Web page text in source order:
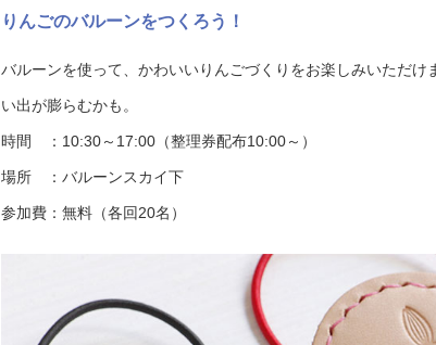
りんごのバルーンをつくろう！
バルーンを使って、かわいいりんごづくりをお楽しみいただ
い出が膨らむかも。
時間 ：10:30～17:00（整理券配布10:00～）
場所 ：バルーンスカイ下
参加費：無料（各回20名）